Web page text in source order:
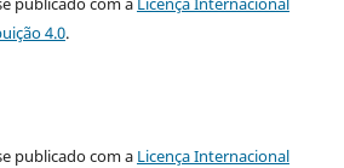
4.0.
publicado com a Licença Internacional